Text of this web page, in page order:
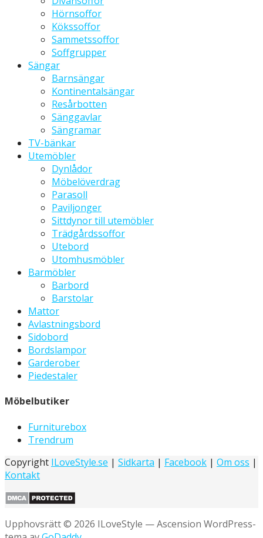
Hörnsoffor
Kökssoffor
Sammetssoffor
Soffgrupper
Sängar
Barnsängar
Kontinentalsängar
Resårbotten
Sänggavlar
Sängramar
TV-bänkar
Utemöbler
Dynlådor
Möbelöverdrag
Parasoll
Paviljonger
Sittdynor till utemöbler
Trädgårdssoffor
Utebord
Utomhusmöbler
Barmöbler
Barbord
Barstolar
Mattor
Avlastningsbord
Sidobord
Bordslampor
Garderober
Piedestaler
Möbelbutiker
Furniturebox
Trendrum
Copyright ILoveStyle.se | Sidkarta | Facebook | Om oss |
Kontakt
Upphovsrätt © 2026 ILoveStyle — Ascension WordPress-